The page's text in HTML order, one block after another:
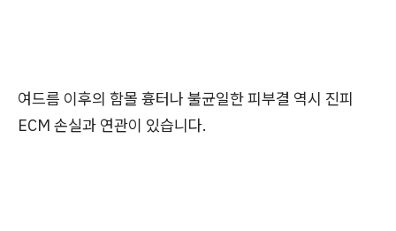
여드름 이후의 함몰 흉터나 불균일한 피부결 역시 진피
ECM 손실과 연관이 있습니다.